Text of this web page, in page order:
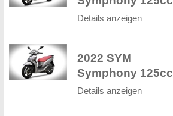
Details anzeigen
2022 SYM
Symphony 125cc
Details anzeigen